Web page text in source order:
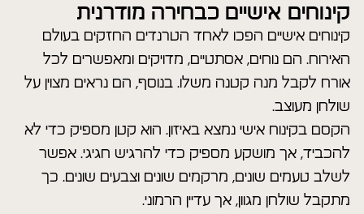
קינוחים אישיים כבחירה מודרנית
קינוחים אישיים הפכו לאחד הטרנדים החזקים בעולם
האירוח. הם נוחים, אסתטיים, מדויקים ומאפשרים לכל
אורח לקבל מנה קטנה משלו. בנוסף, הם נראים מצוין על
שולחן מעוצב.
הקסם בקינוח אישי נמצא באיזון. הוא קטן מספיק כדי לא
להכביד, אך מושקע מספיק כדי להרגיש חגיגי. אפשר
לשלב טעמים שונים, מרקמים שונים וצבעים שונים. כך
מתקבל שולחן מגוון, אך עדיין הרמוני.